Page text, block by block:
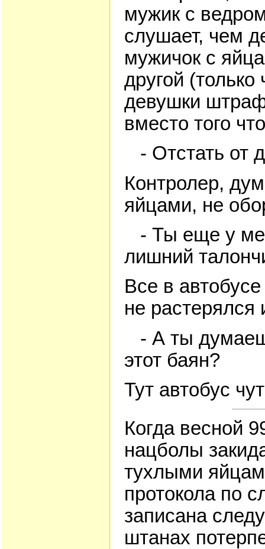
мужик с
слушает, чем
мужичок с
другой
девушки штраф
вместо того
- Отстать от
Контролер,
яйцами, не
- Ты еще у
лишний
Все в
не растерялся
- А ты
этот баян?
Тут автобус
Когда весной
нацболы
тухлыми
протокола по
записана
штанах